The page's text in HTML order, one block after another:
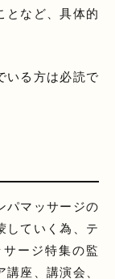
となど、具体的
いる方は必読で
パマッサージの
していく為、テ
ージ特集の監
座、講演会、